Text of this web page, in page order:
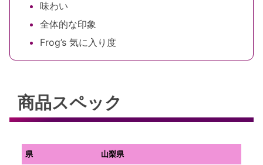
味わい
全体的な印象
Frog’s 気に入り度
商品スペック
県 山梨県